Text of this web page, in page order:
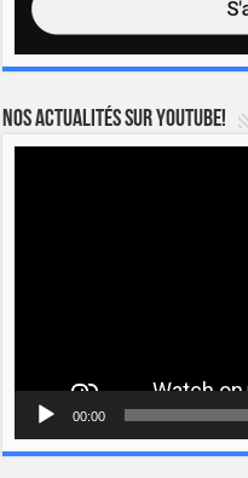
Nos actualités sur YOUTUBE!
00:00